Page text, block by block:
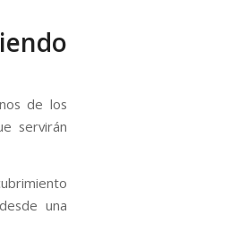
de los
servirán
una